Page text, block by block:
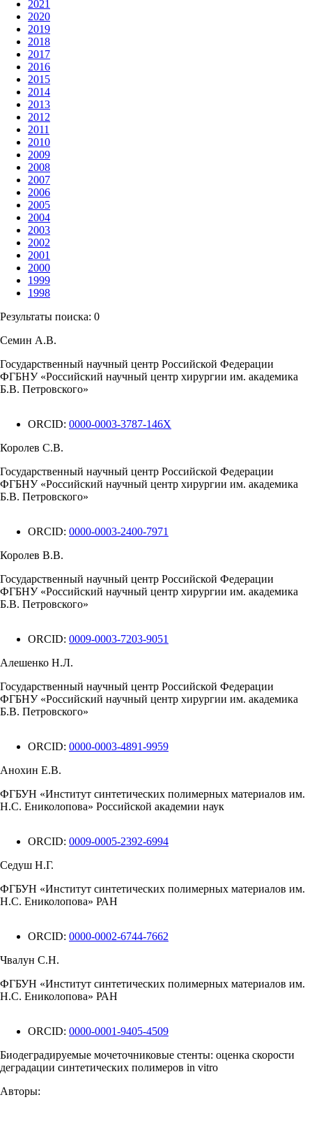
2021
2020
2019
2018
2017
2016
2015
2014
2013
2012
2011
2010
2009
2008
2007
2006
2005
2004
2003
2002
2001
2000
1999
1998
Результаты поиска: 0
Семин А.В.
Государственный научный центр Российской Федерации
ФГБНУ «Российский научный центр хирургии им. академика
Б.В. Петровского»
ORCID: 0000-0003-3787-146X
Королев С.В.
Государственный научный центр Российской Федерации
ФГБНУ «Российский научный центр хирургии им. академика
Б.В. Петровского»
ORCID: 0000-0003-2400-7971
Королев В.В.
Государственный научный центр Российской Федерации
ФГБНУ «Российский научный центр хирургии им. академика
Б.В. Петровского»
ORCID: 0009-0003-7203-9051
Алешенко Н.Л.
Государственный научный центр Российской Федерации
ФГБНУ «Российский научный центр хирургии им. академика
Б.В. Петровского»
ORCID: 0000-0003-4891-9959
Анохин Е.В.
ФГБУН «Институт синтетических полимерных материалов им.
Н.С. Ениколопова» Российской академии наук
ORCID: 0009-0005-2392-6994
Седуш Н.Г.
ФГБУН «Институт синтетических полимерных материалов им.
Н.С. Ениколопова» РАН
ORCID: 0000-0002-6744-7662
Чвалун С.Н.
ФГБУН «Институт синтетических полимерных материалов им.
Н.С. Ениколопова» РАН
ORCID: 0000-0001-9405-4509
Биодеградируемые мочеточниковые стенты: оценка скорости
деградации синтетических полимеров in vitro
Авторы: